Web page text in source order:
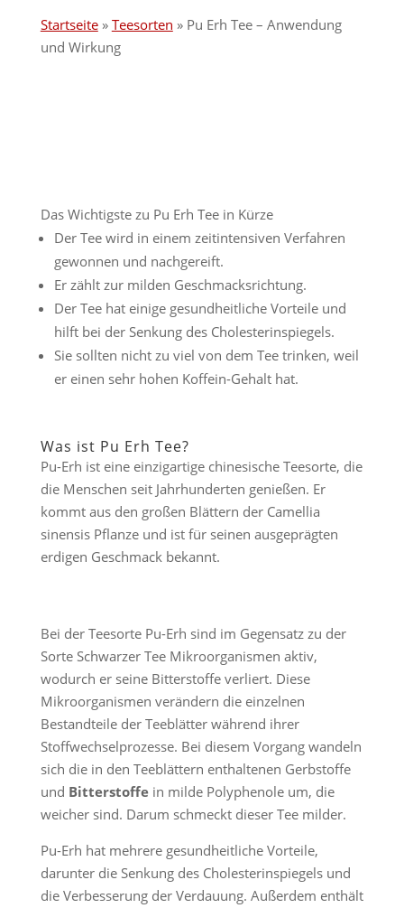
Startseite» Teesorten » Pu Erh Tee – Anwendung
und Wirkung
Das Wichtigste zu Pu Erh Tee in Kürze
Der Tee wird in einem zeitintensiven Verfahren
gewonnen und nachgereift.
Er zählt zur milden Geschmacksrichtung.
Der Tee hat einige gesundheitliche Vorteile und
hilft bei der Senkung des Cholesterinspiegels.
Sie sollten nicht zu viel von dem Tee trinken, weil
er einen sehr hohen Koffein-Gehalt hat.
Was ist Pu Erh Tee?
Pu-Erh ist eine einzigartige chinesische Teesorte, die
die Menschen seit Jahrhunderten genießen. Er
kommt aus den großen Blättern der Camellia
sinensis Pflanze und ist für seinen ausgeprägten
erdigen Geschmack bekannt.
Bei der Teesorte Pu-Erh sind im Gegensatz zu der
Sorte Schwarzer Tee Mikroorganismen aktiv,
wodurch er seine Bitterstoffe verliert. Diese
Mikroorganismen verändern die einzelnen
Bestandteile der Teeblätter während ihrer
Stoffwechselprozesse. Bei diesem Vorgang wandeln
sich die in den Teeblättern enthaltenen Gerbstoffe
und Bitterstoffein milde Polyphenole um, die
weicher sind. Darum schmeckt dieser Tee milder.
Pu-Erh hat mehrere gesundheitliche Vorteile,
darunter die Senkung des Cholesterinspiegels und
die Verbesserung der Verdauung. Außerdem enthält